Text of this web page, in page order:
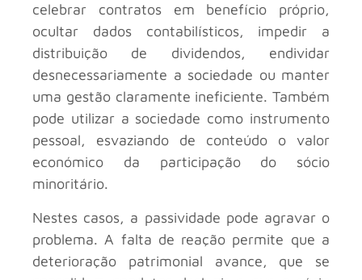
celebrar contratos em benefício próprio,
ocultar dados contabilísticos, impedir a
distribuição de dividendos, endividar
desnecessariamente a sociedade ou manter
uma gestão claramente ineficiente. Também
pode utilizar a sociedade como instrumento
pessoal, esvaziando de conteúdo o valor
económico da participação do sócio
minoritário.
Nestes casos, a passividade pode agravar o
problema. A falta de reação permite que a
deterioração patrimonial avance, que se